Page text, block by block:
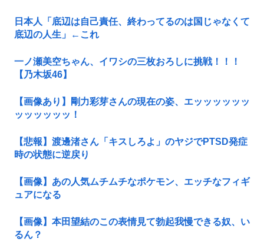
日本人「底辺は自己責任、終わってるのは国じゃなくて
底辺の人生」←これ
一ノ瀬美空ちゃん、イワシの三枚おろしに挑戦！！！
【乃木坂46】
【画像あり】剛力彩芽さんの現在の姿、エッッッッッッ
ッッッッッッ！
【悲報】渡邊渚さん「キスしろよ」のヤジでPTSD発症
時の状態に逆戻り
【画像】あの人気ムチムチなポケモン、エッチなフィギ
ュアになる
【画像】本田望結のこの表情見て勃起我慢できる奴、い
るん？